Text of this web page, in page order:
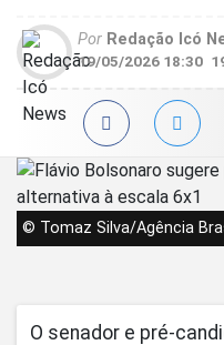
Por Redação Icó
19/05/2026 18:30
© Tomaz Silva/Agência
O senador e pré-